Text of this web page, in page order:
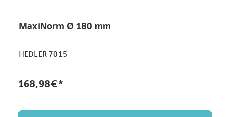
MaxiNorm Ø 180 mm
HEDLER 7015
168,98 €*